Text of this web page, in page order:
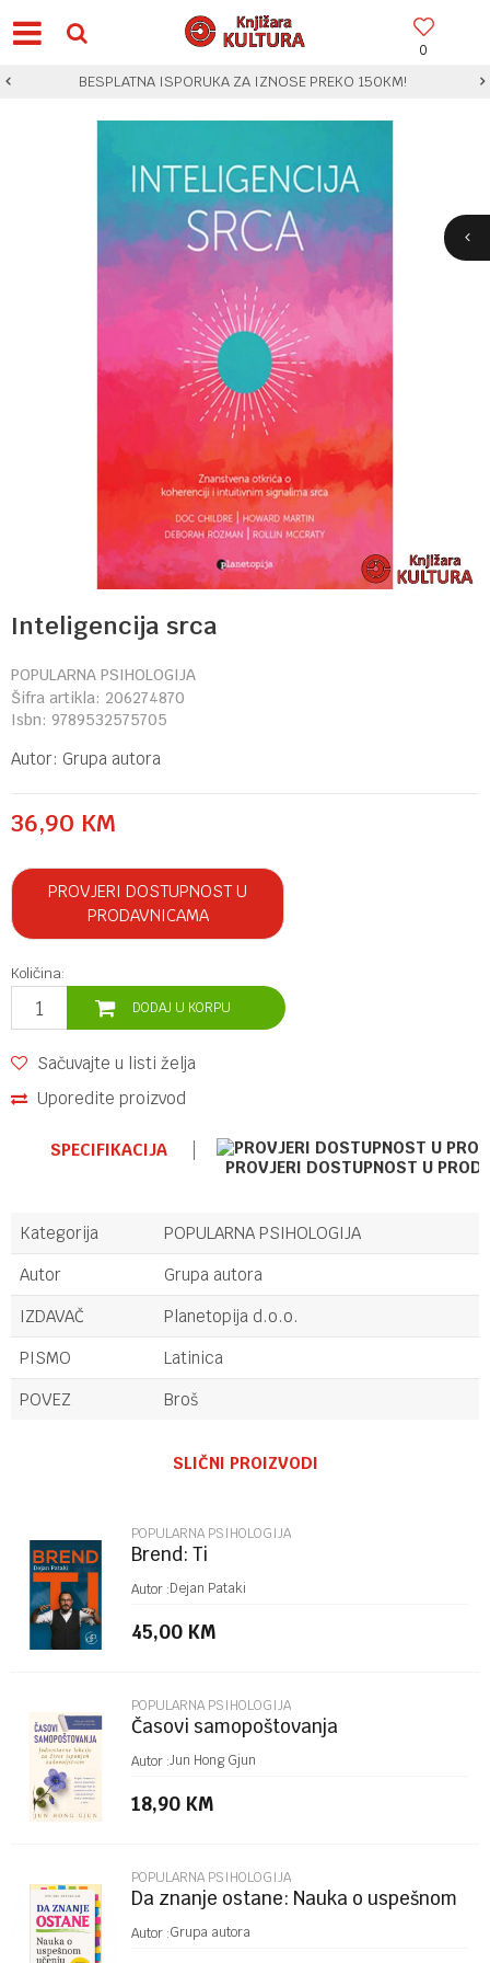
0
BESPLATNA ISPORUKA ZA IZNOSE PREKO 150KM!
Inteligencija srca
POPULARNA PSIHOLOGIJA
Šifra artikla: 206274870
Isbn: 9789532575705
Autor: Grupa autora
36,90 KM
PROVJERI DOSTUPNOST U
PRODAVNICAMA
Količina:
DODAJ U KORPU
Sačuvajte u listi želja
Uporedite proizvod
SPECIFIKACIJA
PROVJERI DOSTUPNOST U
Kategorija
POPULARNA PSIHOLOGIJA
Autor
Grupa autora
IZDAVAČ
Planetopija d.o.o.
PISMO
Latinica
POVEZ
Broš
Poruka
POŠALJI
SLIČNI PROIZVODI
POPULARNA PSIHOLOGIJA
Brend: Ti
Autor :Dejan Pataki
45,00 KM
POPULARNA PSIHOLOGIJA
Časovi samopoštovanja
Autor :Jun Hong Gjun
18,90 KM
POPULARNA PSIHOLOGIJA
Da znanje ostane: Nauka o uspešnom
Autor :Grupa autora